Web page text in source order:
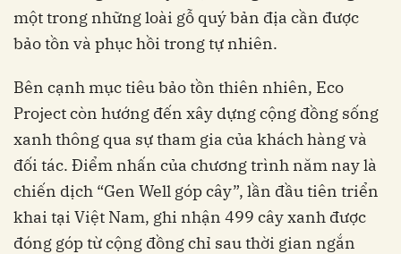
một trong những loài gỗ quý bản địa cần được
bảo tồn và phục hồi trong tự nhiên.
Bên cạnh mục tiêu bảo tồn thiên nhiên, Eco
Project còn hướng đến xây dựng cộng đồng sống
xanh thông qua sự tham gia của khách hàng và
đối tác. Điểm nhấn của chương trình năm nay là
chiến dịch “Gen Well góp cây”, lần đầu tiên triển
khai tại Việt Nam, ghi nhận 499 cây xanh được
đóng góp từ cộng đồng chỉ sau thời gian ngắn